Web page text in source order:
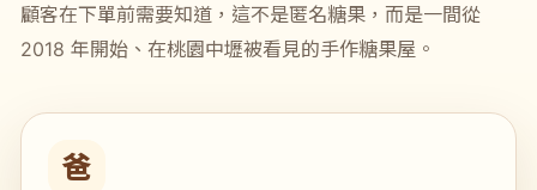
顧客在下單前需要知道，這不是匿名糖果，而是一間從
2018 年開始、在桃園中壢被看見的手作糖果屋。
爸